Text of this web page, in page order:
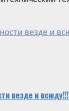
везде и
везде и всюду!!!